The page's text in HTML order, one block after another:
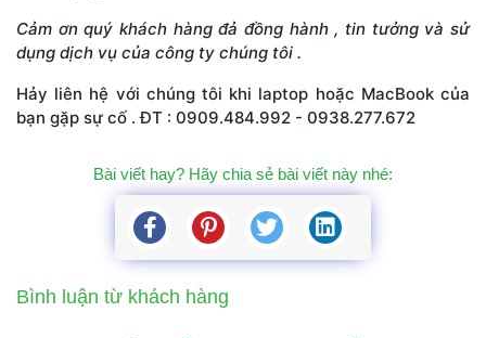
Cảm ơn quý khách hàng đả đồng hành , tin tưởng và sử
dụng dịch vụ của công ty chúng tôi .
Hảy liên hệ với chúng tôi khi laptop hoặc MacBook của
bạn gặp sự cố . ĐT : 0909.484.992 - 0938.277.672
Bài viết hay? Hãy chia sẻ bài viết này nhé:
Bình luận từ khách hàng